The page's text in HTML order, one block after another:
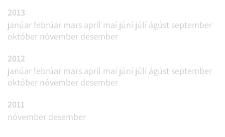
2013
janúar febrúar mars apríl maí júní júlí ágúst september
október nóvember desember
2012
janúar febrúar mars apríl maí júní júlí ágúst september
október nóvember desember
2011
nóvember desember